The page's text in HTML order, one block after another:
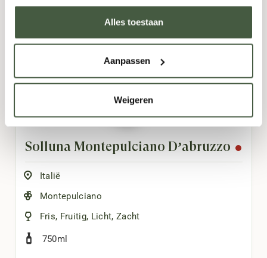
Alles toestaan
Aanpassen
Weigeren
Solluna Montepulciano D’abruzzo
Italië
Montepulciano
Fris, Fruitig, Licht,Zacht
750ml